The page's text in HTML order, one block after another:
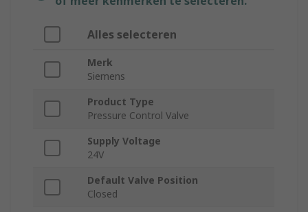
Alles selecteren
Merk
Siemens
Product Type
Pressure Control Valve
Supply Voltage
24V
Default Valve Position
Closed